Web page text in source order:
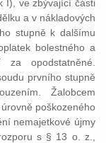
I), ve zbývající části
a v nákladových
stupně k dalšímu
bolestného a
opodstatněné.
prvního stupně
Žalobcem
poškozeného
nemajetkové újmy
s § 13 o. z.,